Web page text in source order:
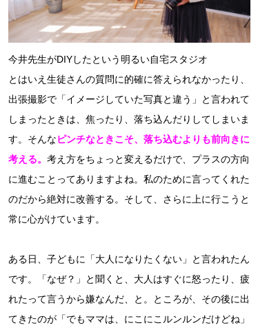
今井先生がDIYしたという明るい自宅スタジオ
とはいえ生徒さんの質問に的確に答えられなかったり、
出張撮影で「イメージしていた写真と違う」と言われて
しまったときは、焦ったり、落ち込んだりしてしまいま
す。そんなピンチなときこそ、落ち込むよりも前向きに
考える。 考え方をちょっと変えるだけで、プラスの方向
に進むことってありますよね。私のために言ってくれた
のだから絶対に改善する。そして、さらに上に行こうと
常に心がけています。
ある日、子どもに「大人になりたくない」と言われたん
です。「なぜ？」と聞くと、大人はすぐに怒ったり、疲
れたって言うから嫌なんだ、と。ところが、その後に出
てきたのが「でもママは、にこにこルンルンだけどね」